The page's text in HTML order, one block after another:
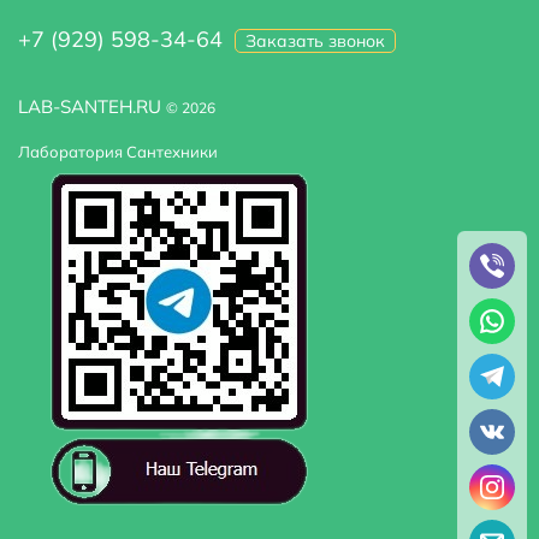
LAB-SANTEH.RU © 2026
Лаборатория Сантехники
+7 (929) 598-34-64 Заказать звонок